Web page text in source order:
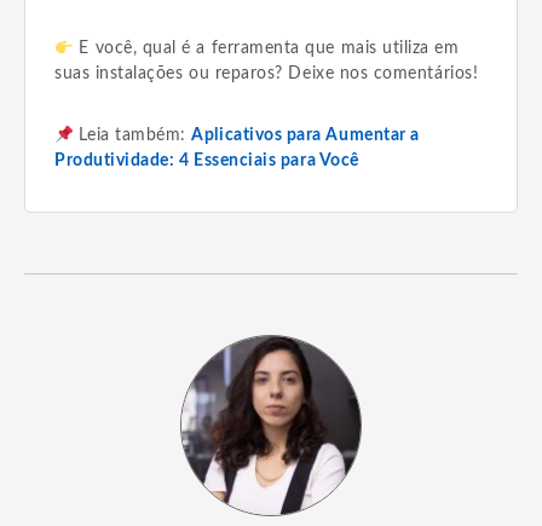
E você, qual é a ferramenta que mais utiliza em
suas instalações ou reparos? Deixe nos comentários!
Leia também:Aplicativos para Aumentar a
Produtividade: 4 Essenciais para Você